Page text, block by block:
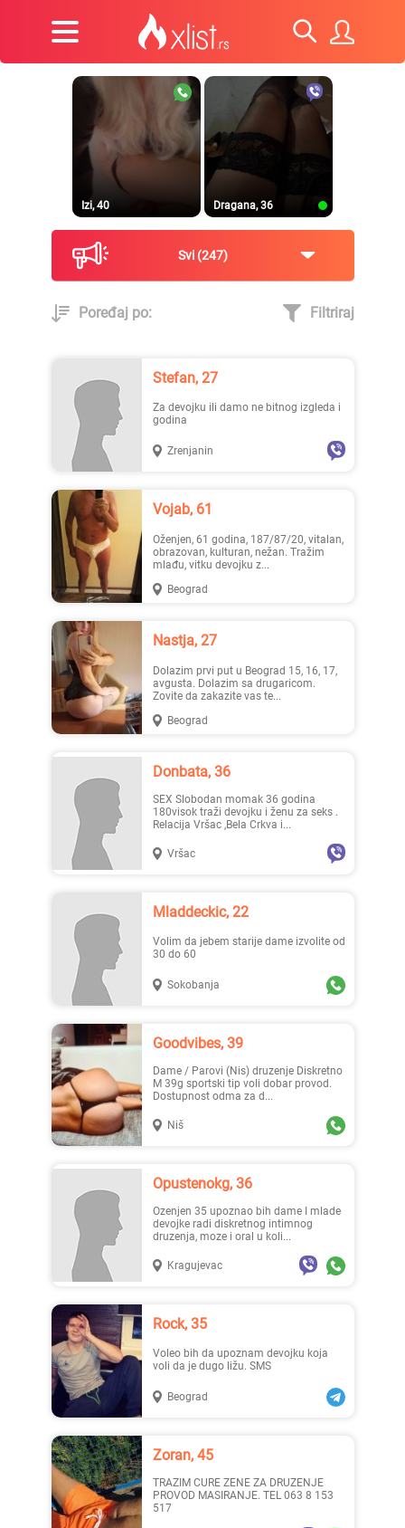
Izi, 40 Dragana, 36
Mia996, 29
Zanna, 42
Pahul..., 33
Svi 247
Poređaj po: Filtriraj
Stefan, 27
Za devojku ili damo ne bitnog izgleda i
godina
Zrenjanin
Vojab, 61
Oženjen, 61 godina, 187/87/20, vitalan,
obrazovan, kulturan, nežan. Tražim
mlađu, vitku devojku z...
Beograd
Nastja, 27
Dolazim prvi put u Beograd 15, 16, 17,
avgusta. Dolazim sa drugaricom.
Zovite da zakazite vas te...
Beograd
Donbata, 36
SEX Slobodan momak 36 godina
180visok traži devojku i ženu za seks .
Relacija Vršac ,Bela Crkva i...
Vršac
Mladdeckic, 22
Volim da jebem starije dame izvolite od
30 do 60
Sokobanja
Goodvibes, 39
Dame / Parovi (Nis) druzenje Diskretno
M 39g sportski tip voli dobar provod.
Dostupnost odma za d...
Niš
Opustenokg, 36
ozenjen 35 upoznao bih dame I mlade
devojke radi diskretnog intimnog
druzenja, moze i oral u koli...
Kragujevac
Rock, 35
Voleo bih da upoznam devojku koja
voli da je dugo ližu. SMS
Beograd
Zoran, 45
TRAZIM CURE ZENE ZA DRUZENJE
PROVOD MASIRANJE. TEL 063 8 153
517